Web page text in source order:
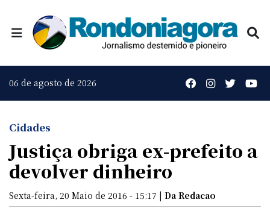
06 de agosto de 2026
Cidades
Justiça obriga ex-prefeito a
devolver dinheiro
Sexta-feira, 20 Maio de 2016 - 15:17 | Da Redacao